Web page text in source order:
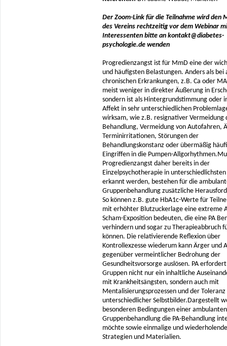
Der Zoom-Link für die Teilnahme wird den
des Vereins rechtzeitig vor dem Webinar
Interessenten bitte an kontakt@diabetes-
psychologie.de wenden
Progredienzangst ist für MmD eine der
und häufigsten Belastungen. Anders als bei
chronischen Erkrankungen, z.B. Ca oder
meist weniger in direkter Äußerung in
sondern ist als Hintergrundstimmung oder
Affekt in sehr unterschiedlichen
wirksam, wie z.B. resignativer Vermeidung
Behandlung, Vermeidung von Autofahren,
Terminirritationen, Störungen der
Behandlungskonstanz oder übermäßig
Eingriffen in die Pumpen-
Progredienzangst daher bereits in der
Einzelpsychotherapie in
erkannt werden, bestehen für die
Gruppenbehandlung zusätzliche
So können z.B. gute HbA1c-Werte für
mit erhöhter Blutzuckerlage eine extreme
Scham-Exposition bedeuten, die eine PA
verhindern und sogar zu Therapieabbruch
können. Die relativierende Reflexion über
Kontrollexzesse wiederum kann Ärger und
gegenüber vermeintlicher Bedrohung der
Gesundheitsvorsorge auslösen. PA
Gruppen nicht nur ein inhaltliche
mit Krankheitsängsten, sondern auch mit
Mentalisierungsprozessen und der Toleranz
unterschiedlicher Selbstbilder.Dargestellt
besonderen Bedingungen einer
Gruppenbehandlung die PA-Behandlung
möchte sowie einmalige und wiederholende
Strategien und Materialien.